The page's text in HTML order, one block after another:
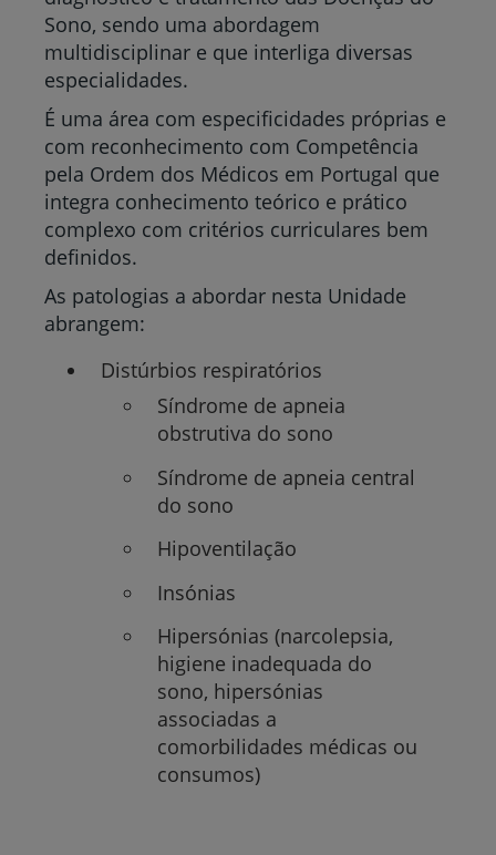
Sono, sendo uma abordagem
multidisciplinar e que interliga diversas
especialidades.
É uma área com especificidades próprias e
com reconhecimento com Competência
pela Ordem dos Médicos em Portugal que
integra conhecimento teórico e prático
complexo com critérios curriculares bem
definidos.
As patologias a abordar nesta Unidade
abrangem:
Distúrbios respiratórios
Síndrome de apneia
obstrutiva do sono
Síndrome de apneia central
do sono
Hipoventilação
Insónias
Hipersónias (narcolepsia,
higiene inadequada do
sono, hipersónias
associadas a
comorbilidades médicas ou
consumos)